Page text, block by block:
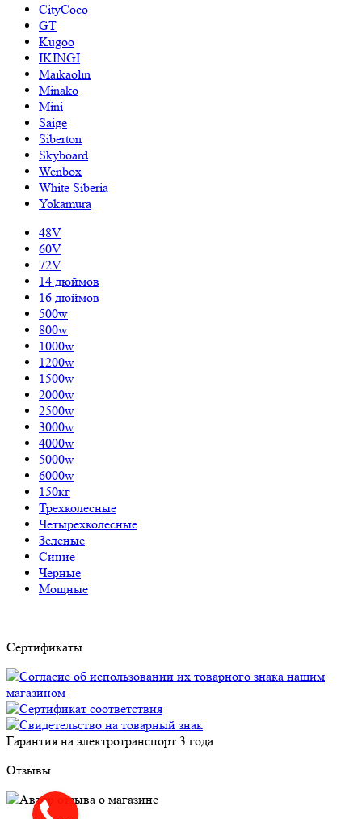
CityCoco
GT
Kugoo
IKINGI
Maikaolin
Minako
Mini
Saige
Siberton
Skyboard
Wenbox
White Siberia
Yokamura
48V
60V
72V
14 дюймов
16 дюймов
500w
800w
1000w
1200w
1500w
2000w
2500w
3000w
4000w
5000w
6000w
150кг
Трехколесные
Четырехколесные
Зеленые
Синие
Черные
Мощные
Сертификаты
Гарантия на электротранспорт 3 года
Отзывы